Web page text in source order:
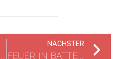
NÄCHSTER